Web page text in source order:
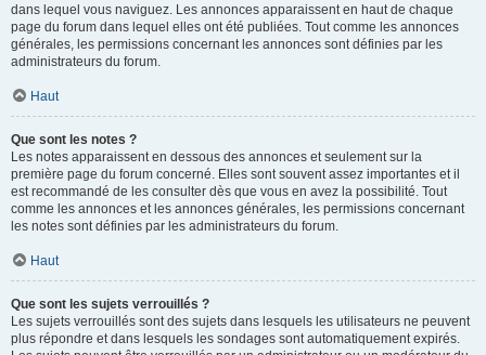
dans lequel vous naviguez. Les annonces apparaissent en haut de chaque
page du forum dans lequel elles ont été publiées. Tout comme les annonces
générales, les permissions concernant les annonces sont définies par les
administrateurs du forum.
Haut
Que sont les notes ?
Les notes apparaissent en dessous des annonces et seulement sur la
première page du forum concerné. Elles sont souvent assez importantes et il
est recommandé de les consulter dès que vous en avez la possibilité. Tout
comme les annonces et les annonces générales, les permissions concernant
les notes sont définies par les administrateurs du forum.
Haut
Que sont les sujets verrouillés ?
Les sujets verrouillés sont des sujets dans lesquels les utilisateurs ne peuvent
plus répondre et dans lesquels les sondages sont automatiquement expirés.